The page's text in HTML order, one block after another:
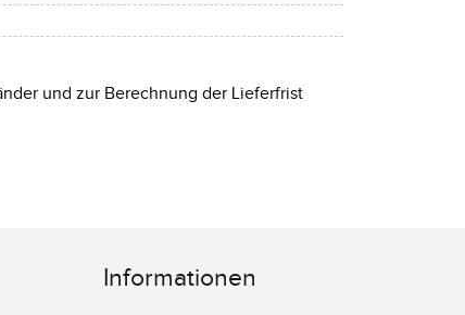
und zur Berechnung der Lieferfrist
Informationen